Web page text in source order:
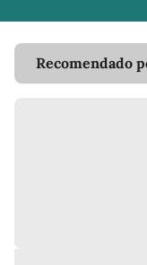
Recomendado